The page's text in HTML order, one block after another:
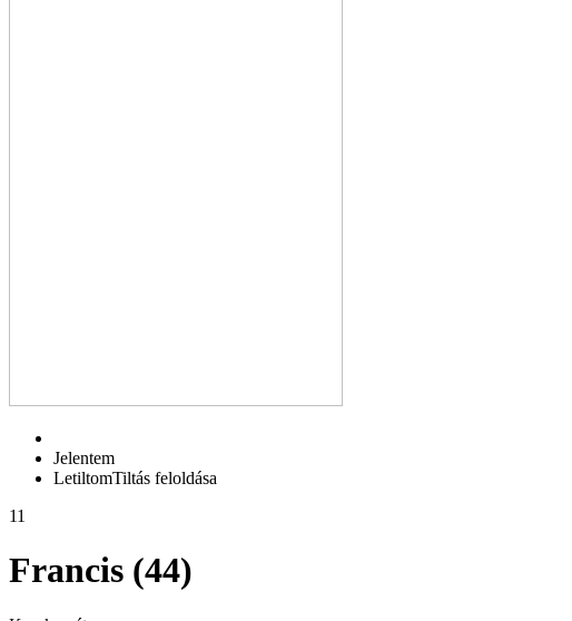
Jelentem
LetiltomTiltás feloldása
11
Francis (44)